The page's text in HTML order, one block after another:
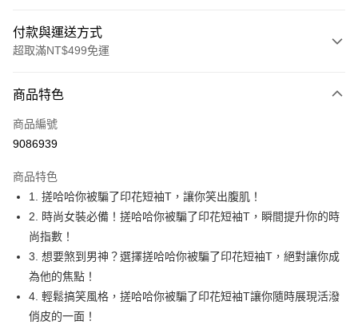
付款與運送方式
超取滿NT$499免運
信用卡一次付款
超商取貨付款
Apple Pay
街口支付
悠遊付
Google Pay
全盈+PAY
商品特色
商品編號
9086939
商品特色
1. 搓哈哈你被騙了印花短袖T，讓你笑出腹肌！
2. 時尚女裝必備！搓哈哈你被騙了印花短袖T，瞬間提升你的時
尚指數！
3. 想要煞到男神？選擇搓哈哈你被騙了印花短袖T，絕對讓你成
為他的焦點！
4. 輕鬆搞笑風格，搓哈哈你被騙了印花短袖T讓你隨時展現活潑
俏皮的一面！